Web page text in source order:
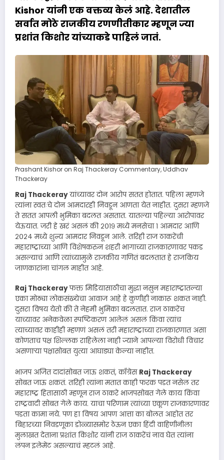
Kishor यांनी एक वक्तव्य केलं आहे. देशातील
सर्वात मोठे राजकीय रणणीतीकार म्हणून ज्या
प्रशांत किशोर यांच्याकडे पाहिलं जातं.
Prashant Kishor on Raj Thackeray Commentary, Uddhav
Thackeray
Raj Thackerayयांच्यावर दोन आरोप सतत होतात. पहिला म्हणजे
त्यांना स्वतःचे दोन आमदारही निवडून आणता येत नाहीत. दुसरा म्हणजे
ते सतत आपली भुमिका बदलत असतात. यातल्या पहिल्या आरोपावर
येऊयात. जरी हे खरं असलं की २०१९ मध्ये मनसेचा १ आमदार आणि
२०२४ मध्ये शुन्य आमदार निवडून आले. तरिही राज ठाकरेंची
महाराष्ट्राच्या आणि विशेषकरुन शहरी भागाच्या राजकारणावर पकड
असल्याचं आणि त्यांच्यामुळे राजकीय गणितं बदलतात हे राजकिय
जाणकारांना चांगल माहीत आहे.
Raj Thackerayफक्त मिडियासाठीचा मुद्धा नसुन महाराष्ट्रातल्या
एका मोठ्या लोकसंख्येचा आवाज आहे हे कुणीही नाकारू शकत नाही.
दुसरा विषय येतो की ते नेहमी भुमिका बदलतात. राज ठाकरेंच
याच्यावर अनेकवेळा स्पष्टिकरण आलेलं असलं किंवा त्यांच
त्याच्यावर काहीही म्हणणं असलं तरी महाराष्ट्राच्या राजकारणात असा
कोणताच पक्ष शिल्लक राहिलेला नाही ज्याने आपल्या विरोधी विचार
असणाऱ्या पक्षासोबत युत्या आघाड्या केल्या नाहीत.
भाजप अजित दादांसोबत जाऊ शकतं, कॉंग्रेस Raj Thackeray
सोबत जाऊ शकतं. तरिही त्यांना मतात काही फरक पडत नसेल तर
महाराष्ट्र हितासाठी म्हणून राज ठाकरे भाजपसोबत गेले काय किंवा
राष्ट्रवादी सोबत गेले काय. याचा परिणाम त्यांच्या एकूण राजकारणावर
पडता कामा नये. पण हा विषय आपण आत्ता का बोलत आहोत तर
बिहारच्या निवडणूका डोळ्यासमोर ठेऊन एका हिंदी वाहिणीनीला
मुलाखत देताना प्रशांत किशोर यांनी राज ठाकरेंचं नाव घेत त्यांना
लंपन इलेमेंट असल्याचं म्हटलं आहे.